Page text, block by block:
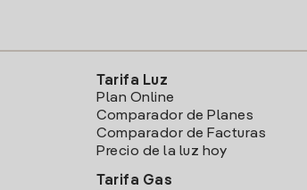
Tarifa Luz
Plan Online
Comparador de Planes
Comparador de Facturas
Precio de la luz hoy
Tarifa Gas